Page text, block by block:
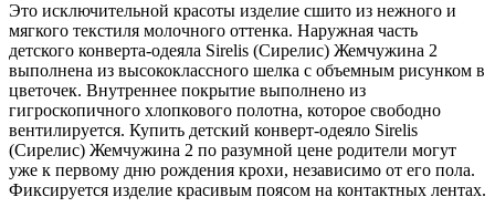
Это исключительной красоты изделие сшито из нежного и
мягкого текстиля молочного оттенка. Наружная часть
детского конверта-одеяла Sirelis (Сирелис) Жемчужина 2
выполнена из высококлассного шелка с объемным рисунком в
цветочек. Внутреннее покрытие выполнено из
гигроскопичного хлопкового полотна, которое свободно
вентилируется. Купить детский конверт-одеяло Sirelis
(Сирелис) Жемчужина 2 по разумной цене родители могут
уже к первому дню рождения крохи, независимо от его пола.
Фиксируется изделие красивым поясом на контактных лентах.